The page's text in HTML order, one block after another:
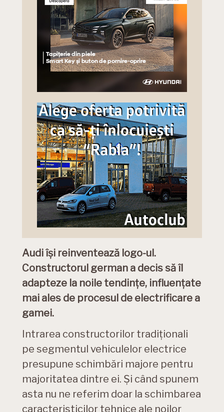
Audi își reinventează logo-ul.
Constructorul german a decis să îl
adapteze la noile tendințe, influențate
mai ales de procesul de electrificare a
gamei.
Intrarea constructorilor tradiționali
pe segmentul vehiculelor electrice
presupune schimbări majore pentru
majoritatea dintre ei. Și când spunem
asta nu ne referim doar la schimbarea
caracteristicilor tehnice ale noilor